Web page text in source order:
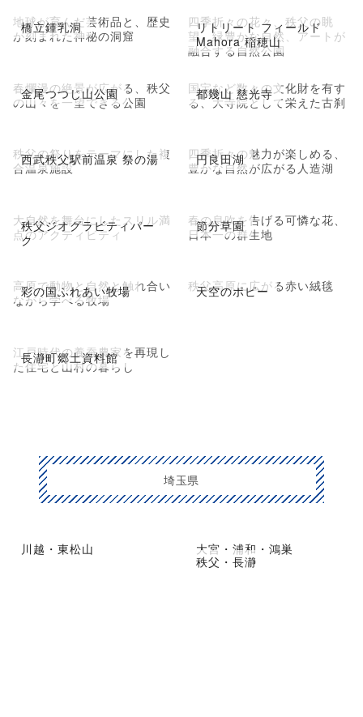
橋立鍾乳洞
地球が育んだ芸術品と、歴史
が刻まれた神秘の洞窟
リトリート フィールド
Mahora 稲穂山
四季折々の花々、秩父の眺
望、緑豊かな自然、アートが
融合する自然公園
金尾つつじ山公園
春爛漫の絶景が広がる、秩父
の山々を一望できる公園
都幾山 慈光寺
国宝など数々の文化財を有す
る、大寺院として栄えた古刹
西武秩父駅前温泉 祭の湯
秩父の祭りをテーマにした複
合温泉施設
円良田湖
四季折々の魅力が楽しめる、
豊かな自然が広がる人造湖
秩父ジオグラビティパー
ク
大自然を舞台にしたスリル満
点のアクティビティ
節分草園
春の息吹を告げる可憐な花、
日本一の群生地
彩の国ふれあい牧場
高原で動物と自然と触れ合い
ながら学べる牧場
天空のポピー
秩父高原に広がる赤い絨毯
長瀞町郷土資料館
江戸時代の養蚕農家を再現し
た住宅と山村の暮らし
埼玉県
川越・東松山
大宮・浦和・鴻巣
秩父・長瀞